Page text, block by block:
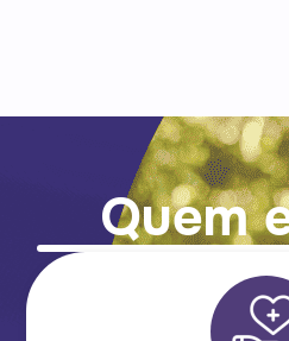
Quem